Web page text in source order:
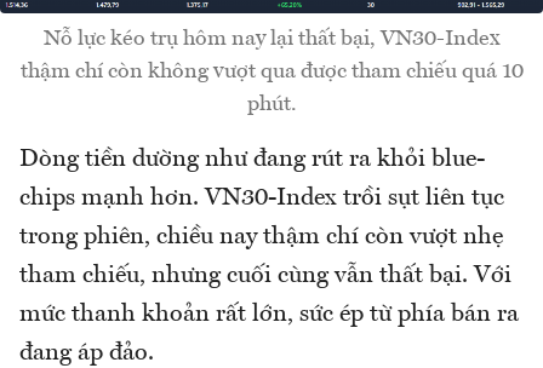
Nỗ lực kéo trụ hôm nay lại thất bại, VN30-Index
thậm chí còn không vượt qua được tham chiếu quá 10
phút.
Dòng tiền dường như đang rút ra khỏi blue-
chips mạnh hơn. VN30-Index trồi sụt liên tục
trong phiên, chiều nay thậm chí còn vượt nhẹ
tham chiếu, nhưng cuối cùng vẫn thất bại. Với
mức thanh khoản rất lớn, sức ép từ phía bán ra
đang áp đảo.